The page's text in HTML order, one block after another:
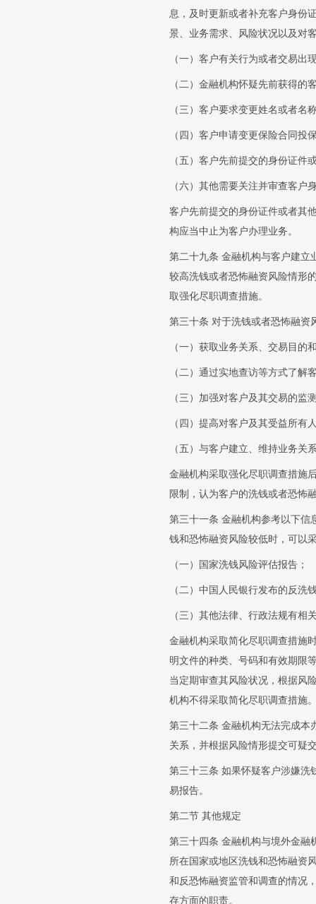
息，及时更新或者补充客户身份
景、业务需求、风险状况以及对
（一）客户有关行为或者交易出
（二）金融机构怀疑先前获得的
（三）客户要求变更姓名或者
（四）客户申请变更保险合同投
（五）客户先前提交的身份证件
（六）其他需要关注并审查客户
客户先前提交的身份证件或者其
构应当中止为客户办理业务。
第二十九条 金融机构与客户建立
较高洗钱或者恐怖融资风险情形
取强化尽职调查措施。
第三十条 对于洗钱或者恐怖融资
（一）获取业务关系、交易目
（二）通过实地查访等方式了解
（三）加强对客户及其交易的监
（四）提高对客户及其受益所有
（五）与客户建立、维持业务
金融机构采取强化尽职调查措施
限制，认为客户的洗钱或者恐怖
第三十一条 金融机构参考以下信
钱和恐怖融资风险较低时，可以
（一）国家洗钱风险评估报告；
（二）中国人民银行发布的反
（三）其他法律、行政法规有相
金融机构采取简化尽职调查措施
明文件的种类、号码和有效期限
当定期审查其风险状况，根据风
机构不得采取简化尽职调查措施
第三十二条 金融机构无法完成本
关系，并根据风险情形提交可疑
第三十三条 如果怀疑客户涉嫌洗
易报告。
第二节 其他规定
第三十四条 金融机构与境外金融
所在国家或地区洗钱和恐怖融资
和反恐怖融资监管和调查的情况
存方面的职责。